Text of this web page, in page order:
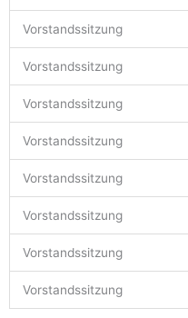
Vorstandssitzung
Vorstandssitzung
Vorstandssitzung
Vorstandssitzung
Vorstandssitzung
Vorstandssitzung
Vorstandssitzung
Vorstandssitzung